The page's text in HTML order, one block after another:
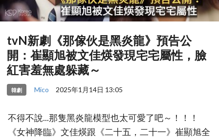
tvN新劇《那傢伙是黑炎龍》預告公
開：崔顯旭被文佳煐發現宅宅屬性，臉
紅害羞無處躲藏～
韓劇 Mico 2025年1月14日 13:05
不得不說...那隻黑炎龍模型也太可愛了吧～！！！
《女神降臨》文佳煐跟《二十五，二十一》崔顯旭全